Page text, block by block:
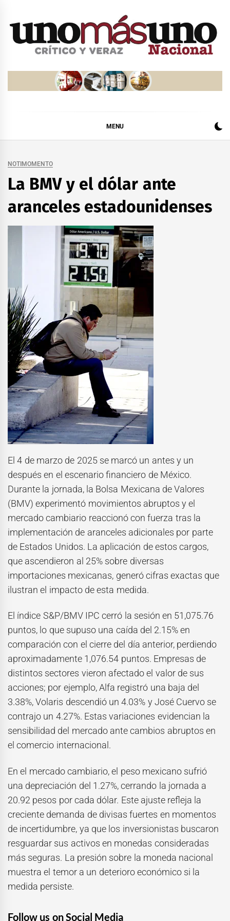
MENU
NOTIMOMENTO
La BMV y el dólar ante
aranceles estadounidenses
El 4 de marzo de 2025 se marcó un antes y un
después en el escenario financiero de México.
Durante la jornada, la Bolsa Mexicana de Valores
(BMV) experimentó movimientos abruptos y el
mercado cambiario reaccionó con fuerza tras la
implementación de aranceles adicionales por parte
de Estados Unidos. La aplicación de estos cargos,
que ascendieron al 25% sobre diversas
importaciones mexicanas, generó cifras exactas que
ilustran el impacto de esta medida.
El índice S&P/BMV IPC cerró la sesión en 51,075.76
puntos, lo que supuso una caída del 2.15% en
comparación con el cierre del día anterior, perdiendo
aproximadamente 1,076.54 puntos. Empresas de
distintos sectores vieron afectado el valor de sus
acciones; por ejemplo, Alfa registró una baja del
3.38%, Volaris descendió un 4.03% y José Cuervo se
contrajo un 4.27%. Estas variaciones evidencian la
sensibilidad del mercado ante cambios abruptos en
el comercio internacional.
En el mercado cambiario, el peso mexicano sufrió
una depreciación del 1.27%, cerrando la jornada a
20.92 pesos por cada dólar. Este ajuste refleja la
creciente demanda de divisas fuertes en momentos
de incertidumbre, ya que los inversionistas buscaron
resguardar sus activos en monedas consideradas
más seguras. La presión sobre la moneda nacional
muestra el temor a un deterioro económico si la
medida persiste.
Follow us on Social Media